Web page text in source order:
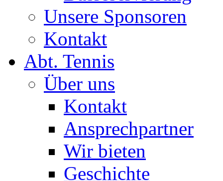
Unsere Sponsoren
Kontakt
Abt. Tennis
Über uns
Kontakt
Ansprechpartner
Wir bieten
Geschichte